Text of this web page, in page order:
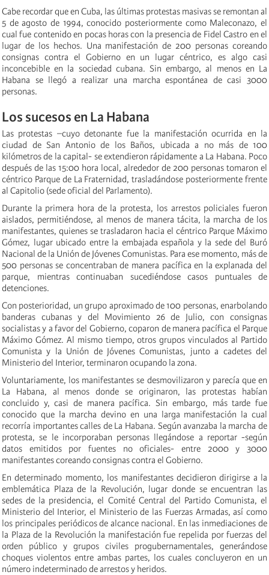
Cabe recordar que en Cuba, las últimas protestas masivas se remontan al
5 de agosto de 1994, conocido posteriormente como Maleconazo, el
cual fue contenido en pocas horas con la presencia de Fidel Castro en el
lugar de los hechos. Una manifestación de 200 personas coreando
consignas contra el Gobierno en un lugar céntrico, es algo casi
inconcebible en la sociedad cubana. Sin embargo, al menos en La
Habana se llegó a realizar una marcha espontánea de casi 3000
personas.
Los sucesos en La Habana
Las protestas –cuyo detonante fue la manifestación ocurrida en la
ciudad de San Antonio de los Baños, ubicada a no más de 100
kilómetros de la capital- se extendieron rápidamente a La Habana. Poco
después de las 15:00 hora local, alrededor de 200 personas tomaron el
céntrico Parque de La Fraternidad, trasladándose posteriormente frente
al Capitolio (sede oficial del Parlamento).
Durante la primera hora de la protesta, los arrestos policiales fueron
aislados, permitiéndose, al menos de manera tácita, la marcha de los
manifestantes, quienes se trasladaron hacia el céntrico Parque Máximo
Gómez, lugar ubicado entre la embajada española y la sede del Buró
Nacional de la Unión de Jóvenes Comunistas. Para ese momento, más de
500 personas se concentraban de manera pacífica en la explanada del
parque, mientras continuaban sucediéndose casos puntuales de
detenciones.
Con posterioridad, un grupo aproximado de 100 personas, enarbolando
banderas cubanas y del Movimiento 26 de Julio, con consignas
socialistas y a favor del Gobierno, coparon de manera pacífica el Parque
Máximo Gómez. Al mismo tiempo, otros grupos vinculados al Partido
Comunista y la Unión de Jóvenes Comunistas, junto a cadetes del
Ministerio del Interior, terminaron ocupando la zona.
Voluntariamente, los manifestantes se desmovilizaron y parecía que en
La Habana, al menos donde se originaron, las protestas habían
concluido y, casi de manera pacífica. Sin embargo, más tarde fue
conocido que la marcha devino en una larga manifestación la cual
recorría importantes calles de La Habana. Según avanzaba la marcha de
protesta, se le incorporaban personas llegándose a reportar -según
datos emitidos por fuentes no oficiales- entre 2000 y 3000
manifestantes coreando consignas contra el Gobierno.
En determinado momento, los manifestantes decidieron dirigirse a la
emblemática Plaza de la Revolución, lugar donde se encuentran las
sedes de la presidencia, el Comité Central del Partido Comunista, el
Ministerio del Interior, el Ministerio de las Fuerzas Armadas, así como
los principales periódicos de alcance nacional. En las inmediaciones de
la Plaza de la Revolución la manifestación fue repelida por fuerzas del
orden público y grupos civiles progubernamentales, generándose
choques violentos entre ambas partes, los cuales concluyeron en un
número indeterminado de arrestos y heridos.